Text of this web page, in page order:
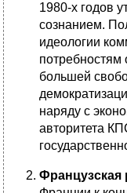
1980-х годов
сознанием.
идеологии
потребностям
большей
наряду с
авторитета
Французская